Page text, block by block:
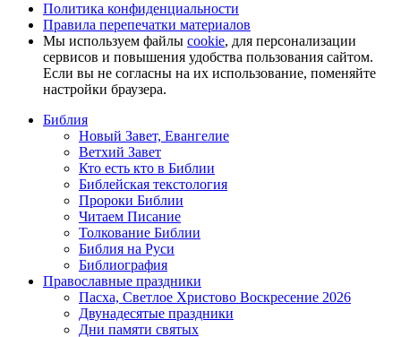
Политика конфиденциальности
Правила перепечатки материалов
Мы используем файлы cookie, для персонализации
сервисов и повышения удобства пользования сайтом.
Если вы не согласны на их использование, поменяйте
настройки браузера.
Библия
Новый Завет, Евангелие
Ветхий Завет
Кто есть кто в Библии
Библейская текстология
Пророки Библии
Читаем Писание
Толкование Библии
Библия на Руси
Библиография
Православные праздники
Пасха, Светлое Христово Воскресение 2026
Двунадесятые праздники
Дни памяти святых